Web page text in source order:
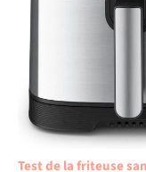
Test de la friteuse